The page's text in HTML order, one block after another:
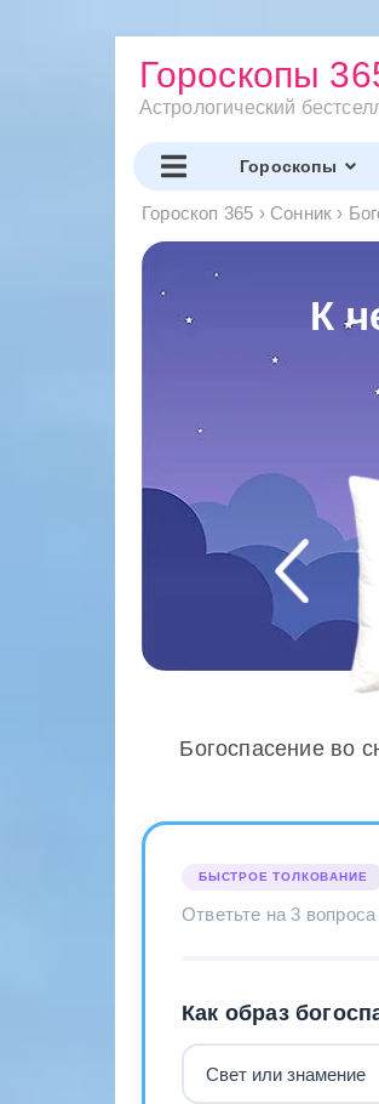
Гороскопы
Астрологический
Гороскопы
Гороскоп 365 › Сонник ›
К
Богоспасение во
БЫСТРОЕ ТОЛКОВАНИЕ
Ответьте на 3
Как образ
Свет или знамение